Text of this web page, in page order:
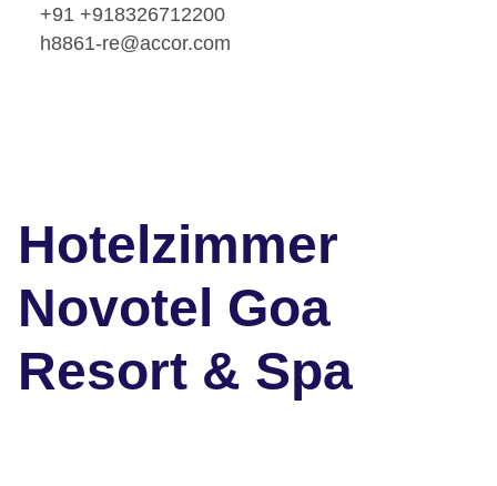
+91 +918326712200
h8861-re@accor.com
Hotelzimmer
Novotel Goa
Resort & Spa